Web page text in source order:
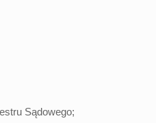
Sądowego;